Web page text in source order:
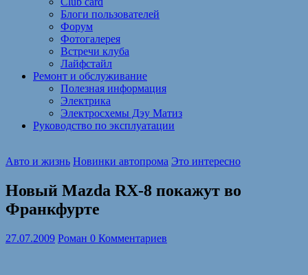
Блоги пользователей
Форум
Фотогалерея
Встречи клуба
Лайфстайл
Ремонт и обслуживание
Полезная информация
Электрика
Электросхемы Дэу Матиз
Руководство по эксплуатации
Авто и жизнь Новинки автопрома Это интересно
Новый Mazda RX-8 покажут во
Франкфурте
27.07.2009 Роман 0 Комментариев